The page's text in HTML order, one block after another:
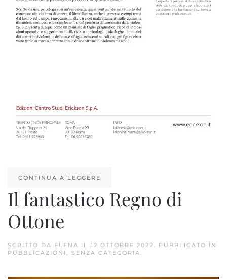
CONTINUA A LEGGERE
Il fantastico Regno di
Ottone
SCRITTO DA ELENA IL 12 OTTOBRE 2022. PUBBLICATO IN
PUBBLICAZIONI , SENZA CATEGORIA.